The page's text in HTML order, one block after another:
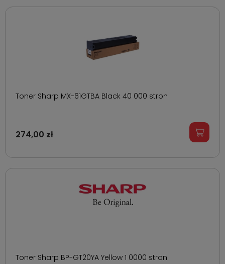
Toner Sharp MX-61GTBA Black 40 000 stron
274,00 zł
Toner Sharp BP-GT20YA Yellow 1 0000 stron